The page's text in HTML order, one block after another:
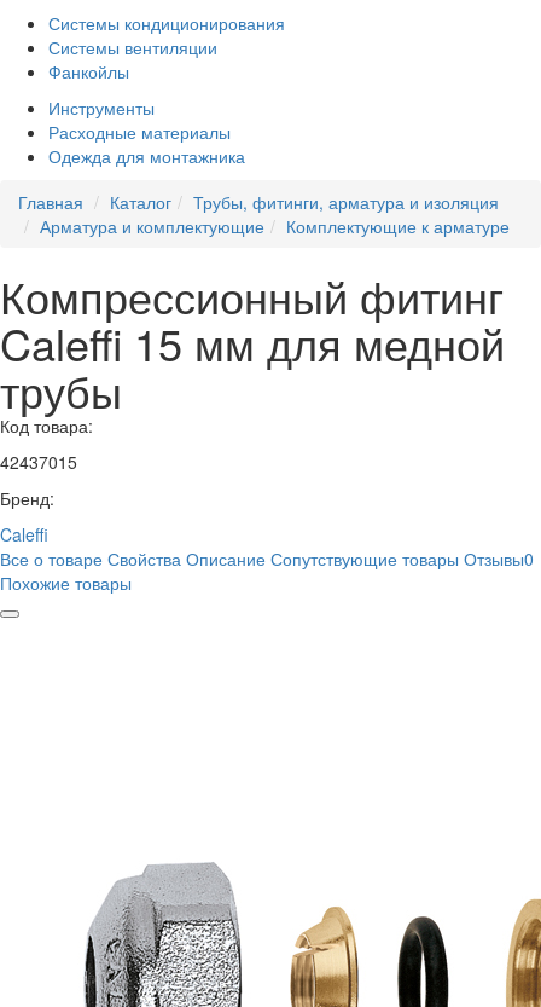
Системы кондиционирования
Системы вентиляции
Фанкойлы
Инструменты
Расходные материалы
Одежда для монтажника
Главная
Каталог
Трубы, фитинги, арматура и изоляция
Арматура и комплектующие
Комплектующие к арматуре
Компрессионный фитинг
Caleffi 15 мм для медной
трубы
Код товара:
42437015
Бренд:
Caleffi
Все о товаре Свойства Описание Сопутствующие товары Отзывы0
Похожие товары